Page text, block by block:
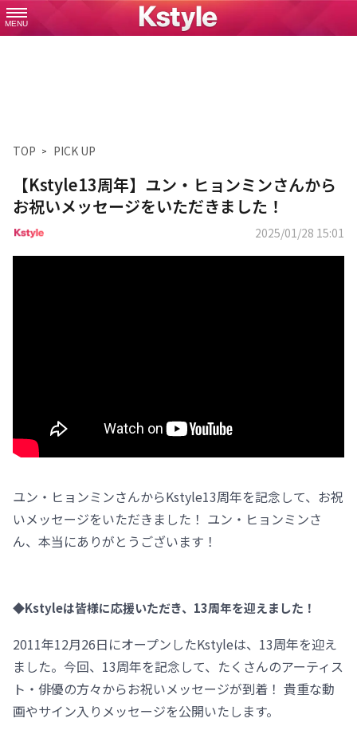
MENU
TOP PICK UP
【Kstyle13周年】ユン・ヒョンミンさんから
お祝いメッセージをいただきました！
2025/01/28 15:01
ユン・ヒョンミンさんからKstyle13周年を記念して、お祝
いメッセージをいただきました！ ユン・ヒョンミンさ
ん、本当にありがとうございます！
◆Kstyleは皆様に応援いただき、13周年を迎えました！
2011年12月26日にオープンしたKstyleは、13周年を迎え
ました。今回、13周年を記念して、たくさんのアーティス
ト・俳優の方々からお祝いメッセージが到着！ 貴重な動
画やサイン入りメッセージを公開いたします。